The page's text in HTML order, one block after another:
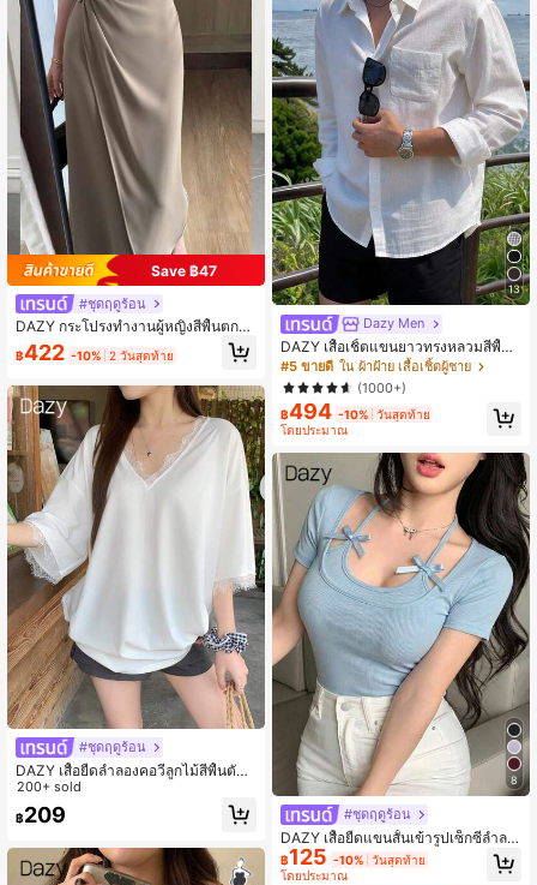
Save ฿47
#ชุดฤดูร้อน
DAZY กระโปรงทำงานผู้หญิงสีพื้นตกแ
ต่งโลหะหรูหราสำหรับฤดูร้อน
฿422 -10% 2 วันสุดท้าย
#ชุดฤดูร้อน
DAZY เสื้อยืดลำลองคอวีลูกไม้สีพื้นตัดกั
นไหล่ตกสำหรับผู้หญิง
200+ sold
฿209
13
Dazy Men
DAZY เสื้อเชิ้ตแขนยาวทรงหลวมสีพื้น
สำหรับผู้ชาย
#5 ขายดี ใน ผ้าฝ้าย เสื้อเชิ้ตผู้ชาย
(1000+)
฿494 -10% วันสุดท้าย
โดยประมาณ
8
#ชุดฤดูร้อน
DAZY เสื้อยืดแขนสั้นเข้ารูปเซ็กซี่ลำลอ
งประดับโบว์คล้องคอสำหรับผู้หญิงช่วง
ฤดูร้อน
฿125 -10% วันสุดท้าย
โดยประมาณ